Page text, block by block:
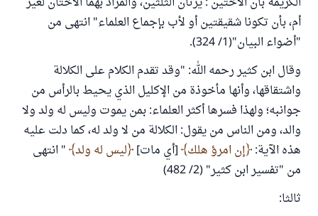
أم، بأن تكونا شقيقتين أو لأب بإجماع العلماء" انتهى من
"أضواء البيان"(1/ 324).
وقال ابن كثير رحمه الله: "وقد تقدم الكلام على الكلالة
واشتقاقها، وأنها مأخوذة من الإكليل الذي يحيط بالرأس من
جوانبه؛ ولهذا فسرها أكثر العلماء: بمن يموت وليس له ولد ولا
والد، ومن الناس من يقول: الكلالة من لا ولد له، كما دلت عليه
هذه الآية: إن امرؤ هلك [أي مات] ليس له ولد " انتهى
من "تفسير ابن كثير" (2/ 482)
ثالثا: